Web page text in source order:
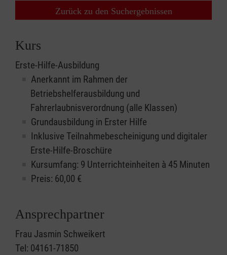
Zurück zu den Suchergebnissen
Kurs
Erste-Hilfe-Ausbildung
Anerkannt im Rahmen der
Betriebshelferausbildung und
Fahrerlaubnisverordnung (alle Klassen)
Grundausbildung in Erster Hilfe
Inklusive Teilnahmebescheinigung und digitaler
Erste-Hilfe-Broschüre
Kursumfang: 9 Unterrichteinheiten à 45 Minuten
Preis: 60,00 €
Ansprechpartner
Frau Jasmin Schweikert
Tel: 04161-71850